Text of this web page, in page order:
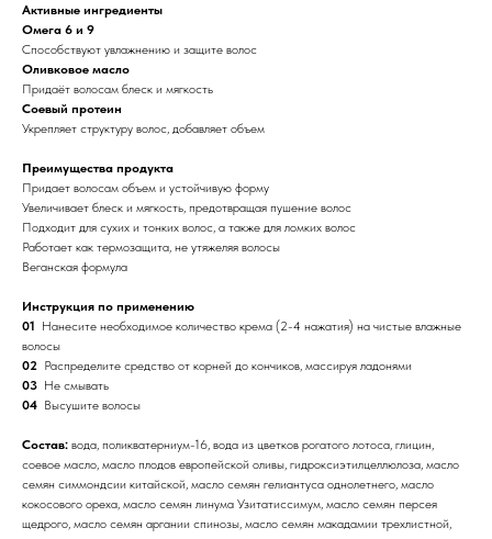
Активные ингредиенты
Омега 6 и 9
Способствуют увлажнению и защите волос
Оливковое масло
Придаёт волосам блеск и мягкость
Соевый протеин
Укрепляет структуру волос, добавляет объем
Преимущества продукта
Придает волосам объем и устойчивую форму
Увеличивает блеск и мягкость, предотвращая пушение волос
Подходит для сухих и тонких волос, а также для ломких волос
Работает как термозащита, не утяжеляя волосы
Веганская формула
Инструкция по применению
01 Нанесите необходимое количество крема (2-4 нажатия) на чистые влажные
волосы
02 Распределите средство от корней до кончиков, массируя ладонями
03 Не смывать
04 Высушите волосы
Состав: вода, поликватерниум-16, вода из цветков рогатого лотоса, глицин,
соевое масло, масло плодов европейской оливы, гидроксиэтилцеллюлоза, масло
семян симмондсии китайской, масло семян гелиантуса однолетнего, масло
кокосового ореха, масло семян линума Узитатиссимум, масло семян персея
щедрого, масло семян аргании спинозы, масло семян макадамии трехлистной,